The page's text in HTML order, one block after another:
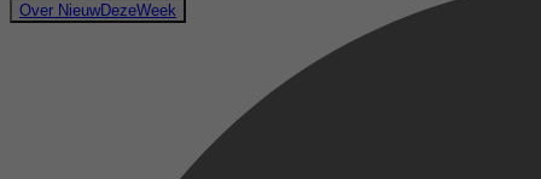
Over NieuwDezeWeek